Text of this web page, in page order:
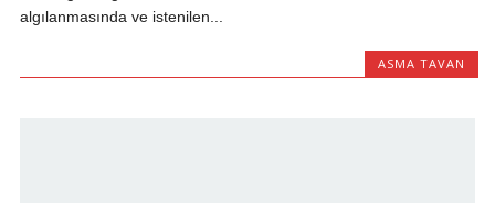
algılanmasında ve istenilen...
ASMA TAVAN